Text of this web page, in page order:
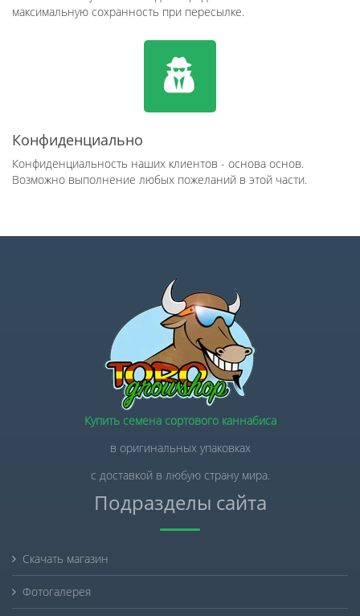
максимальную сохранность при пересылке.
Конфиденциально
Конфиденциальность наших клиентов - основа основ.
Возможно выполнение любых пожеланий в этой части.
Купить семена сортового каннабиса
в оригинальных упаковках
с доставкой в любую страну мира.
Подразделы сайта
Скачать магазин
Фотогалерея